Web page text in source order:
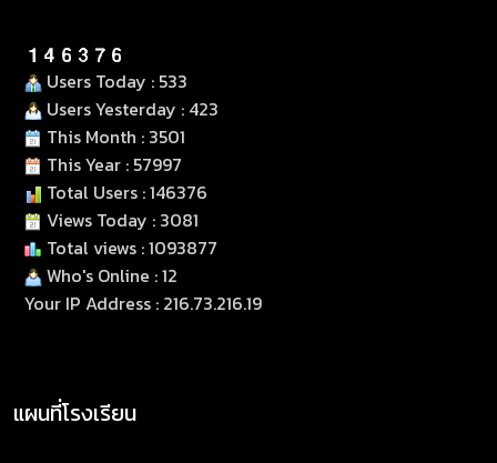
Users Today : 533
Users Yesterday : 423
This Month : 3501
This Year : 57997
Total Users : 146376
Views Today : 3081
Total views : 1093877
Who's Online : 12
Your IP Address : 216.73.216.19
แผนที่โรงเรียน